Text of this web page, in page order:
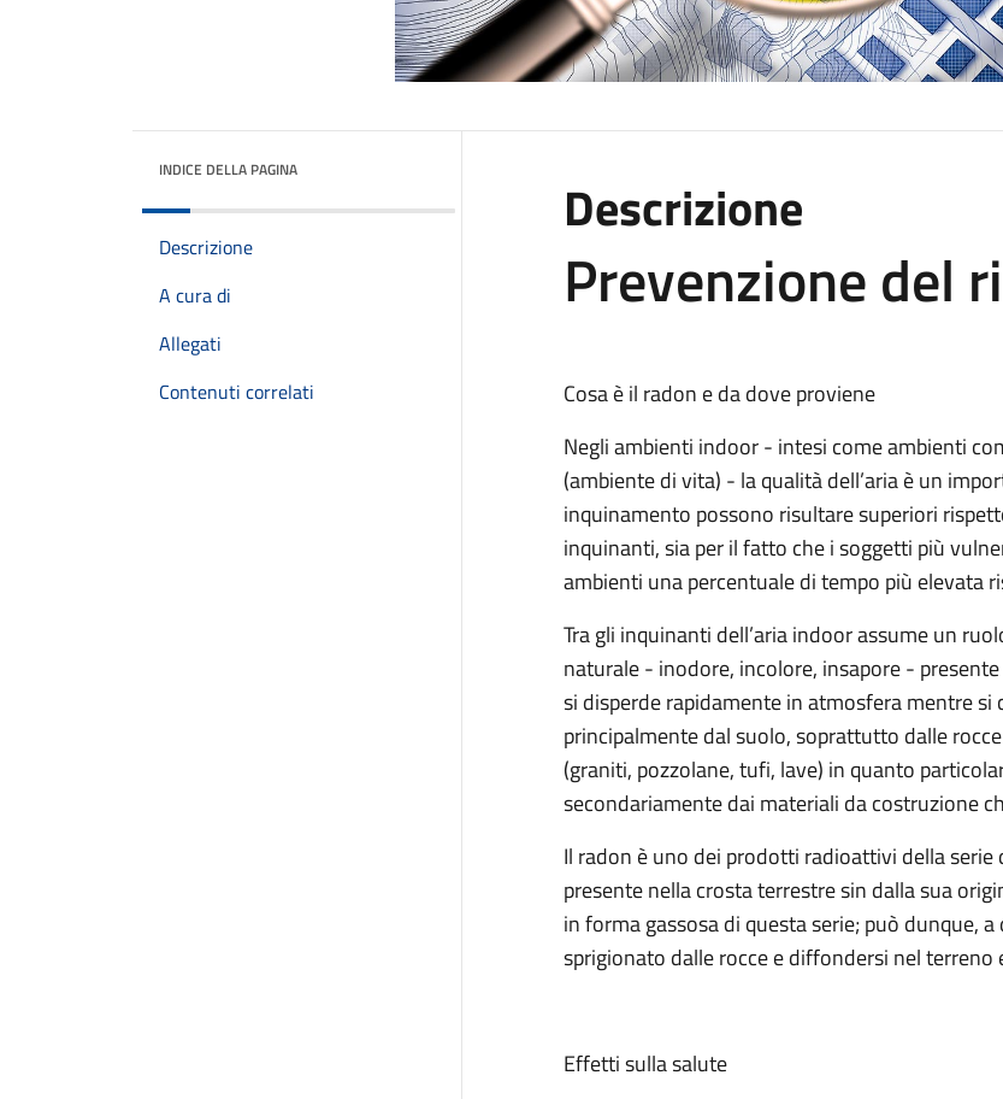
INDICE DELLA PAGINA
Descrizione
A cura di
Allegati
Contenuti correlati
Descrizione
Prevenzione del
Cosa è il radon e da dove proviene
Negli ambienti indoor - intesi come ambienti
(ambiente di vita) - la qualità dell’aria è un
inquinamento possono risultare superiori
inquinanti, sia per il fatto che i soggetti più
ambienti una percentuale di tempo più elevata
Tra gli inquinanti dell’aria indoor assume un
naturale - inodore, incolore, insapore -
si disperde rapidamente in atmosfera mentre
principalmente dal suolo, soprattutto dalle
(graniti, pozzolane, tufi, lave) in quanto
secondariamente dai materiali da costruzione
Il radon è uno dei prodotti radioattivi della
presente nella crosta terrestre sin dalla sua
in forma gassosa di questa serie; può dunque,
sprigionato dalle rocce e diffondersi nel terreno
Effetti sulla salute